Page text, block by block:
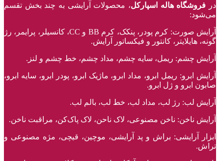
در فروشگاه هاله اسپارکل، محصولات آرایشی به چند بخش تقسم
می‌شود:
آرایش صورت: کرم پودر، پنکک، کرم BB و CC، کانسیلر، پرایمر، رژ‌
گونه، هایلایتر، کانتور و فیکساتور آرایش.
آرایش چشم: ریمل، سایه چشم، مداد چشم، خط چشم و لنز.
آرایش ابرو: ریمل ابرو، مداد ابرو، ماژیک ابرو، پودر ابرو، سایه ابرو،
صابون ابرو و ژل ابرو.
آرایش لب: رژ لب، مداد لب، خط لب، بالم لب.
آرایش ناخن: ناخن مصنوعی، لاک ناحن، لاک پاک‌کن، مراقبت ناخن.
ابزار آرایشی: براش و پد آرایشی، موچین، قیچی، مژه مصنوعی و
تراش.